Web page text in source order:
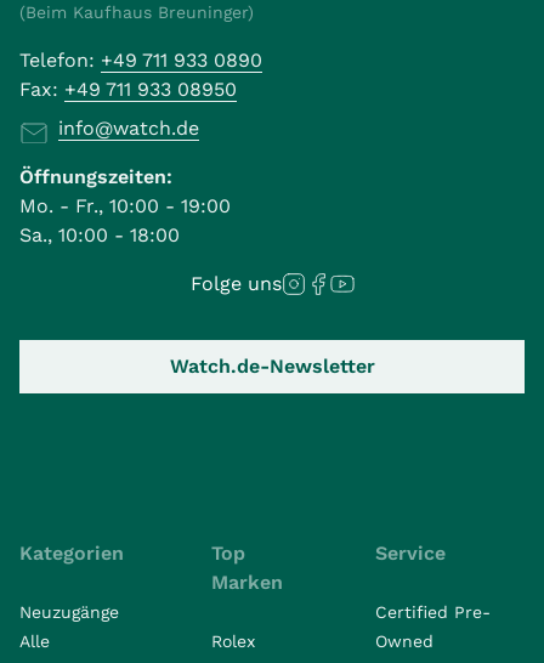
(Beim Kaufhaus Breuninger)
Telefon: +49 711 933 0890
Fax: +49 711 933 08950
info@watch.de
Öffnungszeiten:
Mo. - Fr., 10:00 - 19:00
Sa., 10:00 - 18:00
Folge uns
Watch.de-Newsletter
Kategorien
Neuzugänge
Alle
Top
Marken
Rolex
Service
Certified Pre-
Owned